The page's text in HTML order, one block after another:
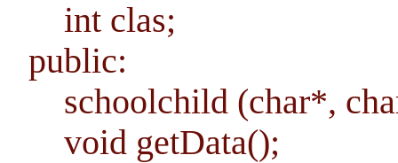
int clas;
public:
schoolchild (char*,
void getData();